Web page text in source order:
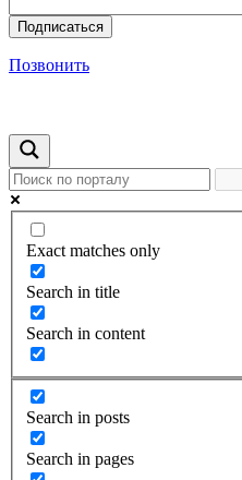
Позвонить
Exact matches only
Search in title
Search in content
Search in posts
Search in pages